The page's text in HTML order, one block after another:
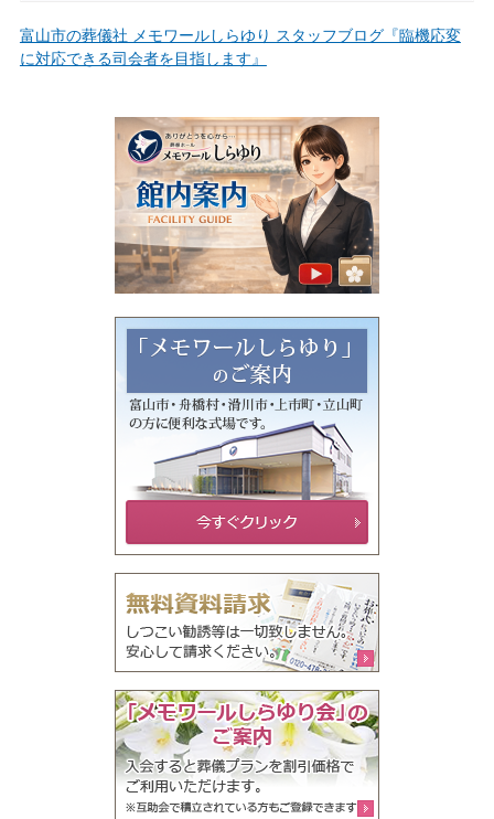
富山市の葬儀社 メモワールしらゆり スタッフブログ『臨機応変
に対応できる司会者を目指します』